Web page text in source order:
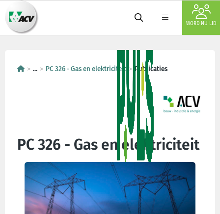
WORD NU LID
... PC 326 - Gas en elektriciteit Publicaties
PC 326 - Gas en elektriciteit